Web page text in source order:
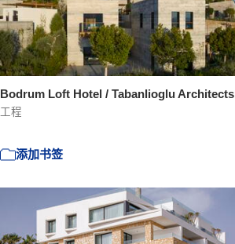
Bodrum Loft Hotel / Tabanlioglu Architects
工程
添加书签